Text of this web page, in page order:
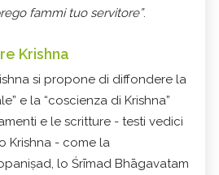
fammi tuo servitore”.
Krishna
si propone di diffondere la
e la “coscienza di Krishna”
e le scritture - testi vedici
Krishna - come la
lo Śrīmad Bhāgavatam